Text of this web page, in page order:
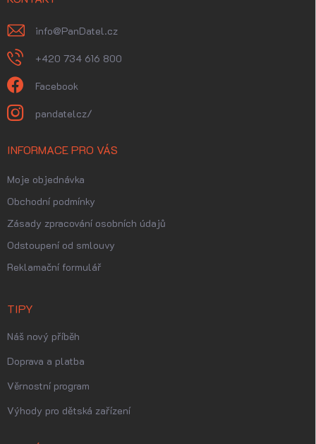
info@PanDatel.cz
+420 734 616 800
Facebook
pandatelcz/
INFORMACE PRO VÁS
Moje objednávka
Obchodní podmínky
Zásady zpracování osobních údajů
Odstoupení od smlouvy
Reklamační formulář
TIPY
Náš nový příběh
Doprava a platba
Věrnostní program
Výhody pro dětská zařízení